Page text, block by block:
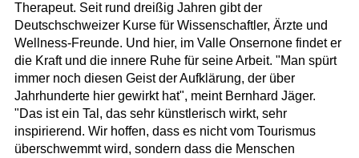
Therapeut. Seit rund dreißig Jahren gibt der
Deutschschweizer Kurse für Wissenschaftler, Ärzte und
Wellness-Freunde. Und hier, im Valle Onsernone findet er
die Kraft und die innere Ruhe für seine Arbeit. "Man spürt
immer noch diesen Geist der Aufklärung, der über
Jahrhunderte hier gewirkt hat", meint Bernhard Jäger.
"Das ist ein Tal, das sehr künstlerisch wirkt, sehr
inspirierend. Wir hoffen, dass es nicht vom Tourismus
überschwemmt wird, sondern dass die Menschen